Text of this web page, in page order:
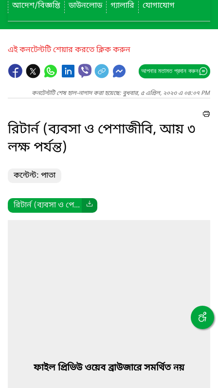
আদেশ/বিজ্ঞপ্তি
ডাউনলোড গ্যালারি যোগাযোগ
এই কনটেন্টটি শেয়ার করতে ক্লিক করুন
আপনার মতামত প্রদান করুন
কনটেন্টটি শেষ হাল-নাগাদ করা হয়েছে: বুধবার, ৫ এপ্রিল, ২০২৩ এ ০৪:০৭ PM
রিটার্ন (ব্যবসা ও পেশাজীবি, আয় ৩
লক্ষ পর্যন্ত)
কন্টেন্ট: পাতা
রিটার্ন (ব্যবসা ও পে...
ফাইল প্রিভিউ ওয়েব ব্রাউজারে সমর্থিত নয়